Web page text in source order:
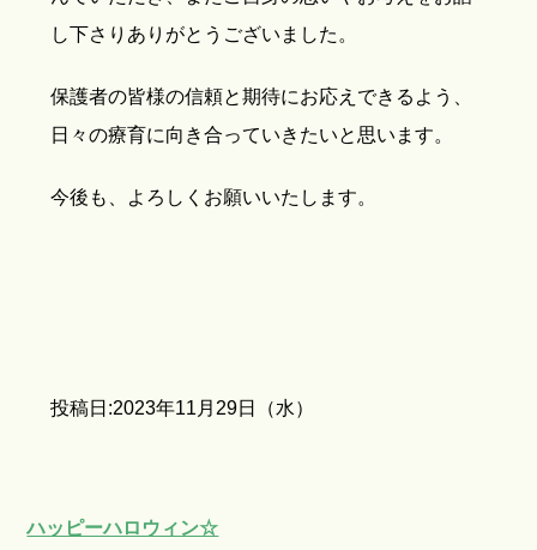
し下さりありがとうございました。
保護者の皆様の信頼と期待にお応えできるよう、
日々の療育に向き合っていきたいと思います。
今後も、よろしくお願いいたします。
投稿日:2023年11月29日（水）
ハッピーハロウィン☆